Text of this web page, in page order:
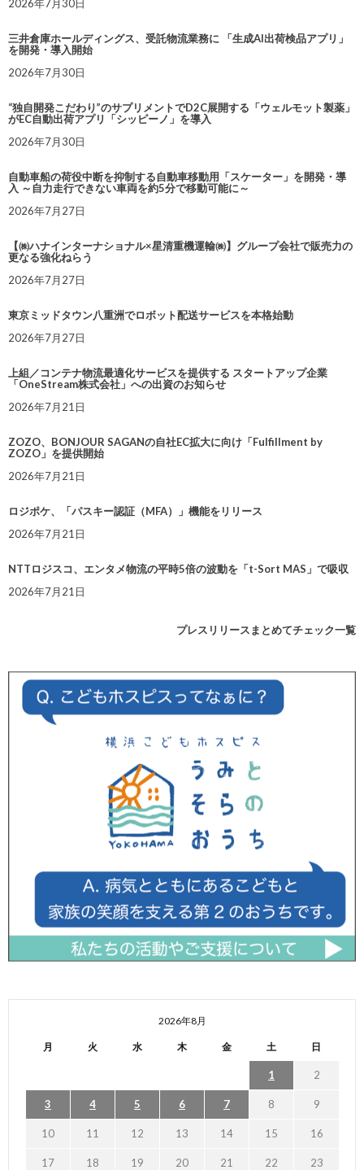
2026年7月30日
三井倉庫ホールディングス、受託物流業務に 「生成AI出荷検品アプリ」
を開発・導入開始
2026年7月30日
“独自開発こだわり”のサプリメントでD2C展開する「ウェルモット製薬」
がEC自動出荷アプリ「シッピーノ」を導入
2026年7月30日
自動車船の荷役中断を抑制する自動車移動用「スケーター」を開発・導
入 ～自力走行できない車両を約5分で移動可能に～
2026年7月27日
【㈱ハナインターナショナル×星清重機運輸㈱】グループ会社で販売力の
更なる強化ねらう
2026年7月27日
東京ミッドタウン八重洲でロボット配送サービスを本格始動
2026年7月27日
上組／コンテナ物流最適化サービスを提供する スタートアップ企業
「OneStream株式会社」への出資のお知らせ
2026年7月21日
ZOZO、BONJOUR SAGANの自社EC拡大に向け「Fulfillment by
ZOZO」を提供開始
2026年7月21日
ロジポケ、「パスキー認証（MFA）」機能をリリース
2026年7月21日
NTTロジスコ、エンタメ物流の平時5倍の波動を「t-Sort MAS」で吸収
2026年7月21日
プレスリリースまとめてチェック一覧
2026年8月
月 火 水 木 金 土 日
1 2
3 4 5 6 7 8 9
10 11 12 13 14 15 16
17 18 19 20 21 22 23